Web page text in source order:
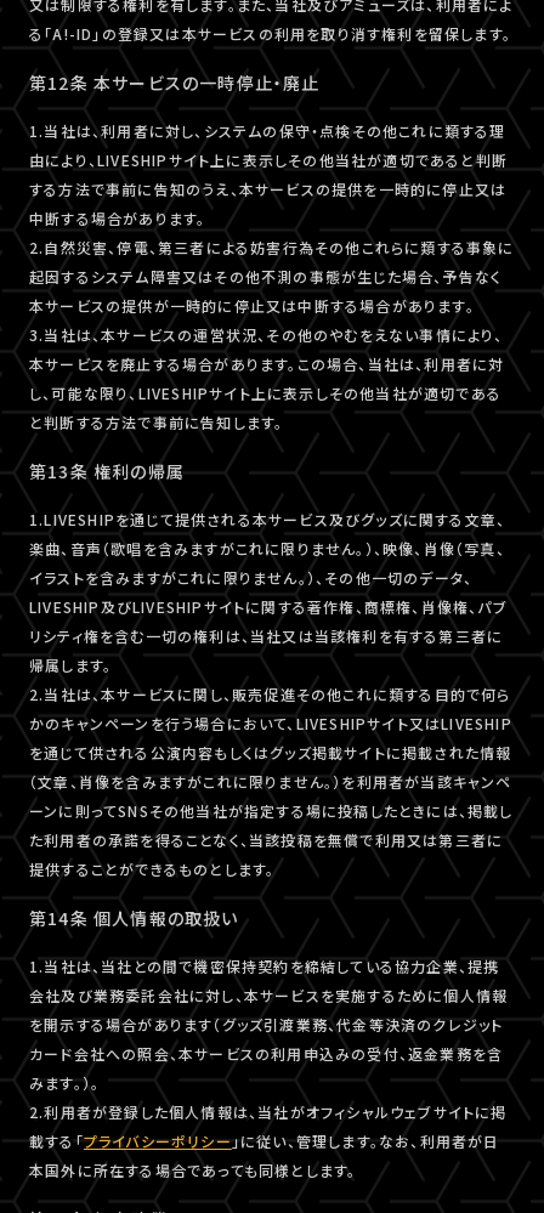
又は制限する権利を有します。また、当社及びアミューズは、利用者によ
る「A!-ID」の登録又は本サービスの利用を取り消す権利を留保します。
第12条 本サービスの一時停止・廃止
1.当社は、利用者に対し、システムの保守・点検その他これに類する理
由により、LIVESHIPサイト上に表示しその他当社が適切であると判断
する方法で事前に告知のうえ、本サービスの提供を一時的に停止又は
中断する場合があります。
2.自然災害、停電、第三者による妨害行為その他これらに類する事象に
起因するシステム障害又はその他不測の事態が生じた場合、予告なく
本サービスの提供が一時的に停止又は中断する場合があります。
3.当社は、本サービスの運営状況、その他のやむをえない事情により、
本サービスを廃止する場合があります。この場合、当社は、利用者に対
し、可能な限り、LIVESHIPサイト上に表示しその他当社が適切である
と判断する方法で事前に告知します。
第13条 権利の帰属
1.LIVESHIPを通じて提供される本サービス及びグッズに関する文章、
楽曲、音声（歌唱を含みますがこれに限りません。）、映像、肖像（写真、
イラストを含みますがこれに限りません。）、その他一切のデータ、
LIVESHIP及びLIVESHIPサイトに関する著作権、商標権、肖像権、パブ
リシティ権を含む一切の権利は、当社又は当該権利を有する第三者に
帰属します。
2.当社は、本サービスに関し、販売促進その他これに類する目的で何ら
かのキャンペーンを行う場合において、LIVESHIPサイト又はLIVESHIP
を通じて供される公演内容もしくはグッズ掲載サイトに掲載された情報
（文章、肖像を含みますがこれに限りません。）を利用者が当該キャンペ
ーンに則ってSNSその他当社が指定する場に投稿したときには、掲載し
た利用者の承諾を得ることなく、当該投稿を無償で利用又は第三者に
提供することができるものとします。
第14条 個人情報の取扱い
1.当社は、当社との間で機密保持契約を締結している協力企業、提携
会社及び業務委託会社に対し、本サービスを実施するために個人情報
を開示する場合があります（グッズ引渡業務、代金等決済のクレジット
カード会社への照会、本サービスの利用申込みの受付、返金業務を含
みます。）。
2.利用者が登録した個人情報は、当社がオフィシャルウェブサイトに掲
載する「プライバシーポリシー」に従い、管理します。なお、利用者が日
本国外に所在する場合であっても同様とします。